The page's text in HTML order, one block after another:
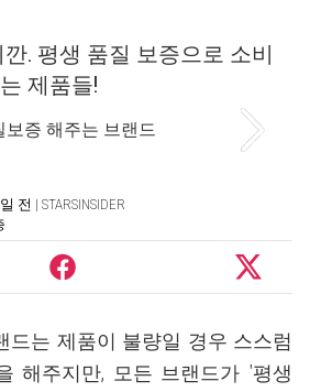
. 평생 품질 보증으로 소비
제품들!
전 | STARSINSIDER
드는 제품이 불량일 경우 스스럼
해주지만, 모든 브랜드가 '평생